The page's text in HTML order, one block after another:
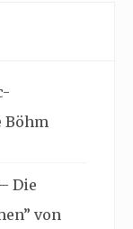
Böhm
Die
von